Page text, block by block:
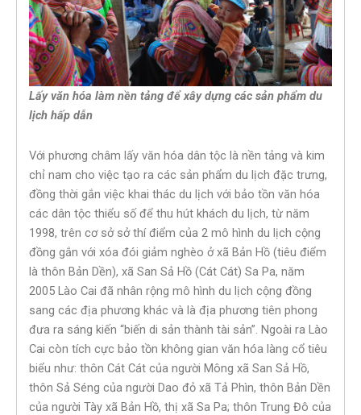
Lấy văn hóa làm nền tảng để xây dựng các sản phẩm du
lịch hấp dẫn
Với phương châm lấy văn hóa dân tộc là nền tảng và kim
chỉ nam cho việc tạo ra các sản phẩm du lịch đặc trưng,
đồng thời gắn việc khai thác du lịch với bảo tồn văn hóa
các dân tộc thiểu số để thu hút khách du lịch, từ năm
1998, trên cơ sở sở thí điểm của 2 mô hình du lịch cộng
đồng gắn với xóa đói giảm nghèo ở xã Bản Hồ (tiêu điểm
là thôn Bản Dền), xã San Sả Hồ (Cát Cát) Sa Pa, năm
2005 Lào Cai đã nhân rộng mô hình du lịch cộng đồng
sang các địa phương khác và là địa phương tiên phong
đưa ra sáng kiến “biến di sản thành tài sản”. Ngoài ra Lào
Cai còn tích cực bảo tồn không gian văn hóa làng cổ tiêu
biểu như: thôn Cát Cát của người Mông xã San Sả Hồ,
thôn Sả Séng của người Dao đỏ xã Tả Phìn, thôn Bản Dền
của người Tày xã Bản Hồ, thị xã Sa Pa; thôn Trung Đô của